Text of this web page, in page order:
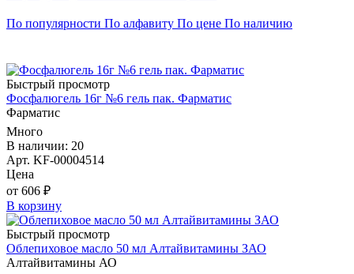
По популярности По алфавиту По цене По наличию
Быстрый просмотр
Фосфалюгель 16г №6 гель пак. Фарматис
Фарматис
Много
В наличии: 20
Арт. KF-00004514
Цена
от 606 ₽
В корзину
Быстрый просмотр
Облепиховое масло 50 мл Алтайвитамины ЗАО
Алтайвитамины АО